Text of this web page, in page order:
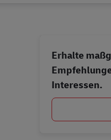
Erhalte
Interessen.